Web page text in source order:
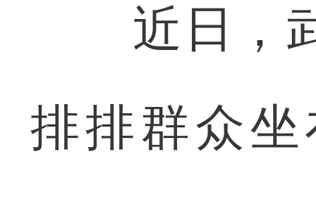
近日，武
排排群众